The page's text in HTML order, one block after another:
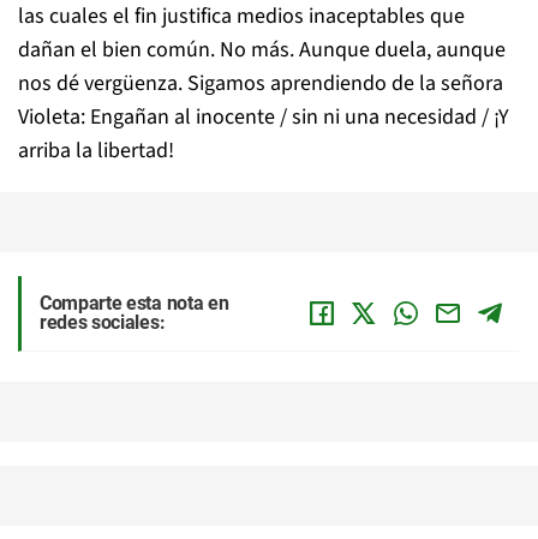
las cuales el fin justifica medios inaceptables que
dañan el bien común. No más. Aunque duela, aunque
nos dé vergüenza. Sigamos aprendiendo de la señora
Violeta: Engañan al inocente / sin ni una necesidad / ¡Y
arriba la libertad!
Comparte esta nota en
redes sociales: